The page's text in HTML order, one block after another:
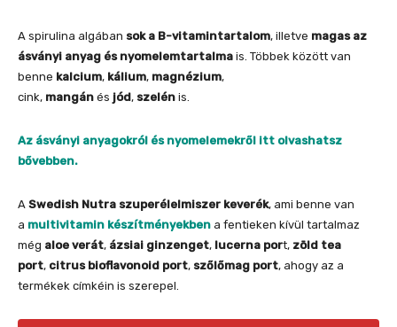
A spirulina algában sok a B-vitamintartalom, illetve magas az
ásványi anyag és nyomelemtartalma is. Többek között van
benne kalcium, kálium, magnézium,
cink, mangán és jód, szelén is.
Az ásványi anyagokról és nyomelemekről itt olvashatsz
bővebben.
A Swedish Nutra szuperélelmiszer keverék, ami benne van
a multivitamin készítményekben a fentieken kívül tartalmaz
még aloe verát, ázsiai ginzenget, lucerna port, zöld tea
port, citrus bioflavonoid port, szőlőmag port, ahogy az a
termékek címkéin is szerepel.